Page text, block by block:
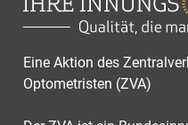
Eine Aktion des
Optometristen (ZVA)